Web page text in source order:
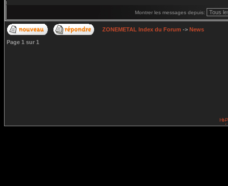
Montrer les messages depuis:
ZONEMETAL Index du Forum -> News
Page 1 sur 1